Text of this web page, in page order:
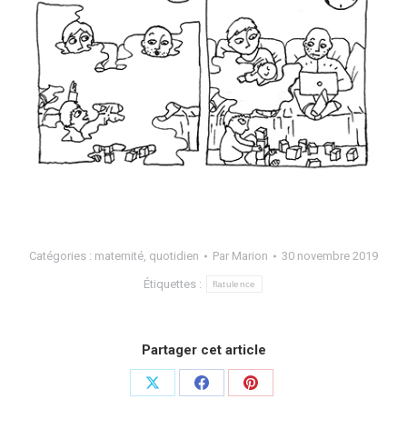
Catégories : maternité, quotidien Par Marion 30 novembre 2019
Étiquettes : flatulence
Partager cet article